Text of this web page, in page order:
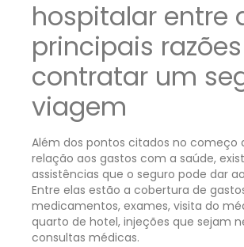
hospitalar entre
principais
contratar um
viagem
Além dos pontos citados no começo
relação aos gastos com a saúde,
assistências que o seguro pode dar
Entre elas estão a cobertura de
medicamentos, exames, visita do
quarto de hotel, injeções que sejam
consultas médicas.